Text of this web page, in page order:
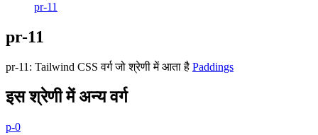
pr-11
pr-11
pr-11 : Tailwind CSS वर्ग जो श्रेणी में आता है Paddings
इस श्रेणी में अन्य वर्ग
p-0